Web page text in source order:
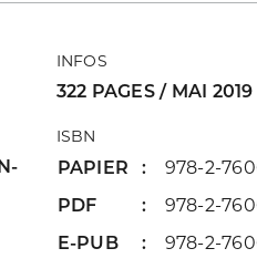
INFOS
322 PAGES / MAI 2019
ISBN
PAPIER
978-2-
PDF
978-2-
E-PUB
978-2-